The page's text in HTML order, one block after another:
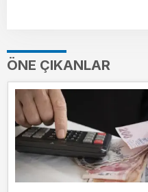
ÖNE ÇIKANLAR